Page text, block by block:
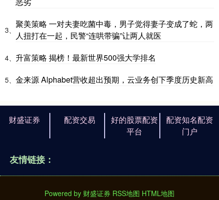
3、
聚美策略 一对夫妻吃菌中毒，男子觉得妻子变成了蛇，两
人扭打在一起，民警“连哄带骗”让两人就医
4、 升富策略 揭榜！最新世界500强大学排名
5、 金来源 Alphabet营收超出预期，云业务创下季度历史新高
财盛证券 配资交易
好的股票配资
平台
配资知名配资
门户
友情链接：
Powered by 财盛证券 RSS地图 HTML地图